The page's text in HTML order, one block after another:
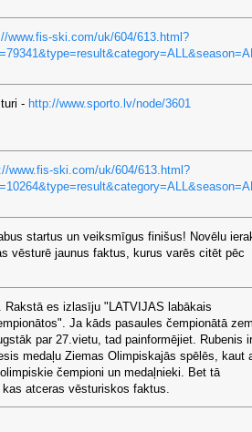
www.fis-ski.com/uk/604/613.html?
- http://www.sporto.lv/node/3601
www.fis-ski.com/uk/604/613.html?
startus un veiksmīgus finišus! Novēlu
vēsturē jaunus faktus, kurus varēs citēt pēc
Rakstā es izlasīju "LATVIJAS labākais
Ja kāds pasaules čempionātā
par 27.vietu, tad painformējiet. Rubenis ir
medaļu Ziemas Olimpiskajās spēlēs, kaut
čempioni un medaļnieki. Bet tā
atceras vēsturiskos faktus.